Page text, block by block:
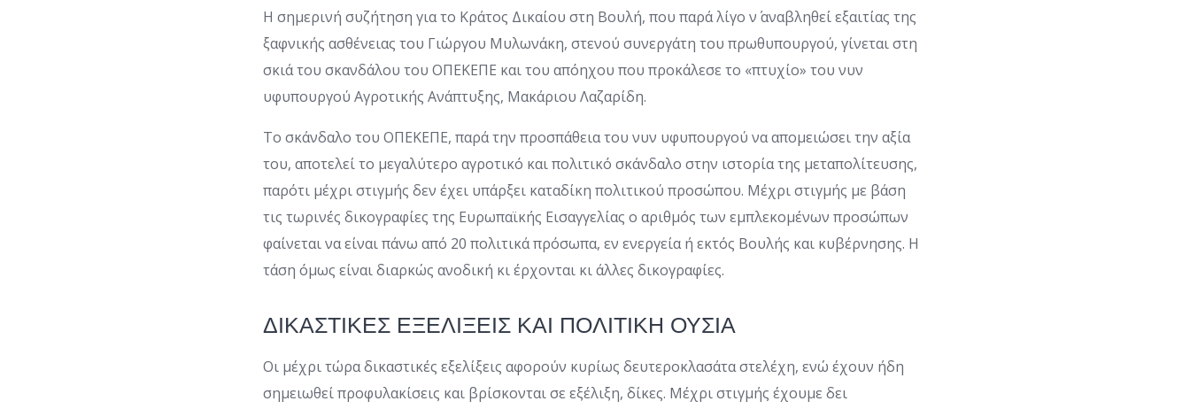
Η σημερινή συζήτηση για το Κράτος Δικαίου στη Βουλή, που παρά λίγο ν΄ αναβληθεί εξαιτίας της
ξαφνικής ασθένειας του Γιώργου Μυλωνάκη, στενού συνεργάτη του πρωθυπουργού, γίνεται στη
σκιά του σκανδάλου του ΟΠΕΚΕΠΕ και του απόηχου που προκάλεσε το «πτυχίο» του νυν
υφυπουργού Αγροτικής Ανάπτυξης, Μακάριου Λαζαρίδη.
Το σκάνδαλο του ΟΠΕΚΕΠΕ, παρά την προσπάθεια του νυν υφυπουργού να απομειώσει την αξία
του, αποτελεί το μεγαλύτερο αγροτικό και πολιτικό σκάνδαλο στην ιστορία της μεταπολίτευσης,
παρότι μέχρι στιγμής δεν έχει υπάρξει καταδίκη πολιτικού προσώπου. Μέχρι στιγμής με βάση
τις τωρινές δικογραφίες της Ευρωπαϊκής Εισαγγελίας ο αριθμός των εμπλεκομένων προσώπων
φαίνεται να είναι πάνω από 20 πολιτικά πρόσωπα, εν ενεργεία ή εκτός Βουλής και κυβέρνησης. Η
τάση όμως είναι διαρκώς ανοδική κι έρχονται κι άλλες δικογραφίες.
ΔΙΚΑΣΤΙΚΕΣ ΕΞΕΛΙΞΕΙΣ ΚΑΙ ΠΟΛΙΤΙΚΗ ΟΥΣΙΑ
Οι μέχρι τώρα δικαστικές εξελίξεις αφορούν κυρίως δευτεροκλασάτα στελέχη, ενώ έχουν ήδη
σημειωθεί προφυλακίσεις και βρίσκονται σε εξέλιξη, δίκες. Μέχρι στιγμής έχουμε δει